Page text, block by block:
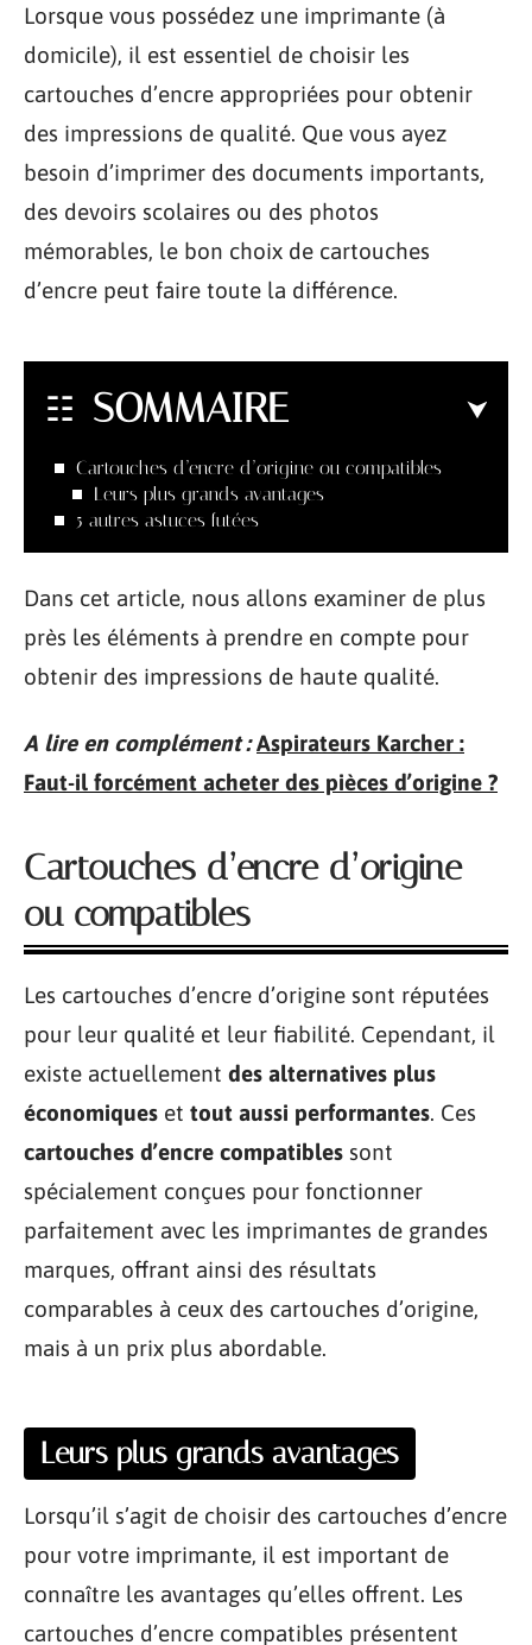
Lorsque vous possédez une imprimante (à
domicile), il est essentiel de choisir les
cartouches d’encre appropriées pour obtenir
des impressions de qualité. Que vous ayez
besoin d’imprimer des documents importants,
des devoirs scolaires ou des photos
mémorables, le bon choix de cartouches
d’encre peut faire toute la différence.
SOMMAIRE
Cartouches d’encre d’origine ou compatibles
Leurs plus grands avantages
5 autres astuces futées
Dans cet article, nous allons examiner de plus
près les éléments à prendre en compte pour
obtenir des impressions de haute qualité.
A lire en complément : Aspirateurs Karcher :
Faut-il forcément acheter des pièces d’origine ?
Cartouches d’encre d’origine
ou compatibles
Les cartouches d’encre d’origine sont réputées
pour leur qualité et leur fiabilité. Cependant, il
existe actuellement des alternatives plus
économiques et tout aussi performantes. Ces
cartouches d’encre compatibles sont
spécialement conçues pour fonctionner
parfaitement avec les imprimantes de grandes
marques, offrant ainsi des résultats
comparables à ceux des cartouches d’origine,
mais à un prix plus abordable.
Leurs plus grands avantages
Lorsqu’il s’agit de choisir des cartouches d’encre
pour votre imprimante, il est important de
connaître les avantages qu’elles offrent. Les
cartouches d’encre compatibles présentent